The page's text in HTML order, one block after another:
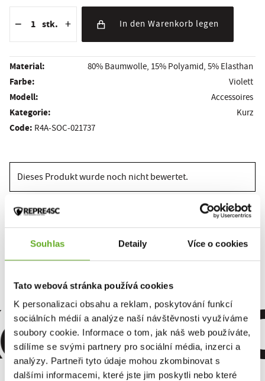
Souhlas Detaily Více o cookies
Tato webová stránka používá cookies
K personalizaci obsahu a reklam, poskytování funkcí
sociálních médií a analýze naší návštěvnosti využíváme
soubory cookie. Informace o tom, jak náš web používáte,
sdílíme se svými partnery pro sociální média, inzerci a
analýzy. Partneři tyto údaje mohou zkombinovat s
dalšími informacemi, které jste jim poskytli nebo které
− stk. + In den Warenkorb legen
Material: 80% Baumwolle, 15% Polyamid, 5% Elasthan
Farbe: Violett
Modell: Accessoires
Kategorie: Kurz
Code: R4A-SOC-021737
Dieses Produkt wurde noch nicht bewertet.
Bewerten Sie das Produkt